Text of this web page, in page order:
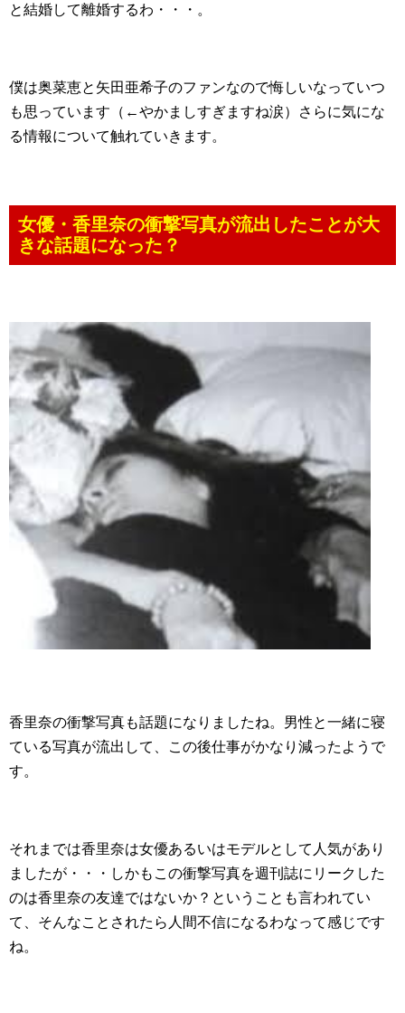
と結婚して離婚するわ・・・。
僕は奥菜恵と矢田亜希子のファンなので悔しいなっていつ
も思っています（←やかましすぎますね涙）さらに気にな
る情報について触れていきます。
女優・香里奈の衝撃写真が流出したことが大
きな話題になった？
香里奈の衝撃写真も話題になりましたね。男性と一緒に寝
ている写真が流出して、この後仕事がかなり減ったようで
す。
それまでは香里奈は女優あるいはモデルとして人気があり
ましたが・・・しかもこの衝撃写真を週刊誌にリークした
のは香里奈の友達ではないか？ということも言われてい
て、そんなことされたら人間不信になるわなって感じです
ね。